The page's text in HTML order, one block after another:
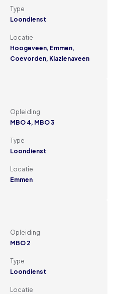
Type
Loondienst
Locatie
Hoogeveen, Emmen,
Coevorden, Klazienaveen
Opleiding
MBO 4, MBO 3
Type
Loondienst
Locatie
Emmen
Opleiding
MBO 2
Type
Loondienst
Locatie